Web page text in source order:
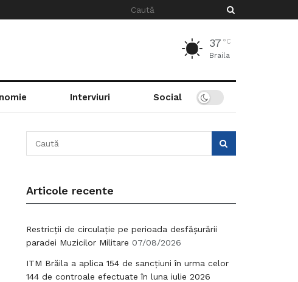
37 °C
Braila
Interviuri Social
Articole recente
Restricții de circulație pe perioada desfășurării
paradei Muzicilor Militare 07/08/2026
ITM Brăila a aplica 154 de sancțiuni în urma celor
144 de controale efectuate în luna iulie 2026